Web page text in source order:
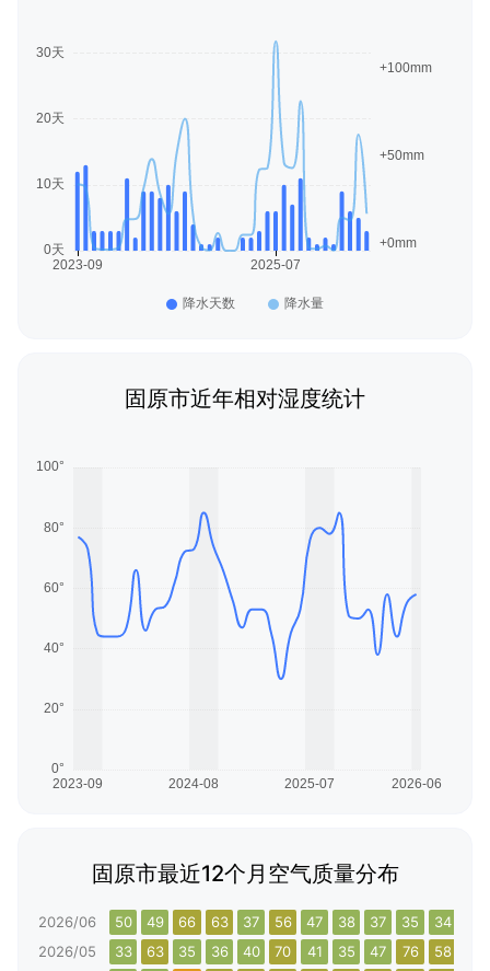
固原市近年相对湿度统计
固原市最近12个月空气质量分布
2026/06 50 49 66 63 37 56 47 38 37 35 34
2026/05
33 63 35 36 40 70 41 35 47 76 58